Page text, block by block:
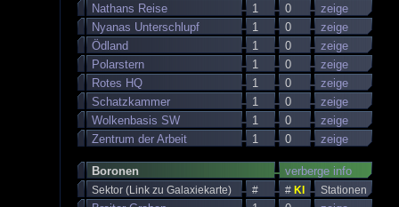
Nathans Reise
1 0
zeige
Nyanas Unterschlupf
1 0
zeige
Ödland
1 0
zeige
Polarstern
1 0
zeige
Rotes HQ
1 0
zeige
Schatzkammer
1 0
zeige
Wolkenbasis SW
1 0
zeige
Zentrum der Arbeit
1 0 zeige
Boronen verberge info
Sektor (Link zu Galaxiekarte) # # KI Stationen